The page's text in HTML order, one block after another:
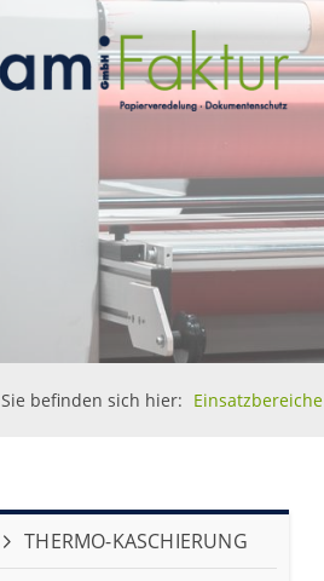
Sie befinden sich hier: Einsatzbereiche
THERMO-KASCHIERUNG